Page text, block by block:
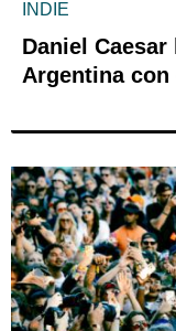
INDIE
Daniel
Argentina